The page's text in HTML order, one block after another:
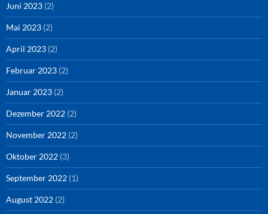
Juni 2023 (2)
Mai 2023 (2)
April 2023 (2)
Februar 2023 (2)
Januar 2023 (2)
Dezember 2022 (2)
November 2022 (2)
Oktober 2022 (3)
September 2022 (1)
August 2022 (2)